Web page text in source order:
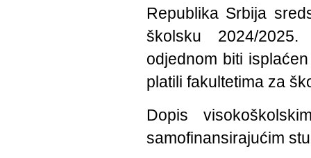
Republika Srbija
školsku 2024/
odjednom biti
platili fakultetima za
Dopis
samofinansirajućim